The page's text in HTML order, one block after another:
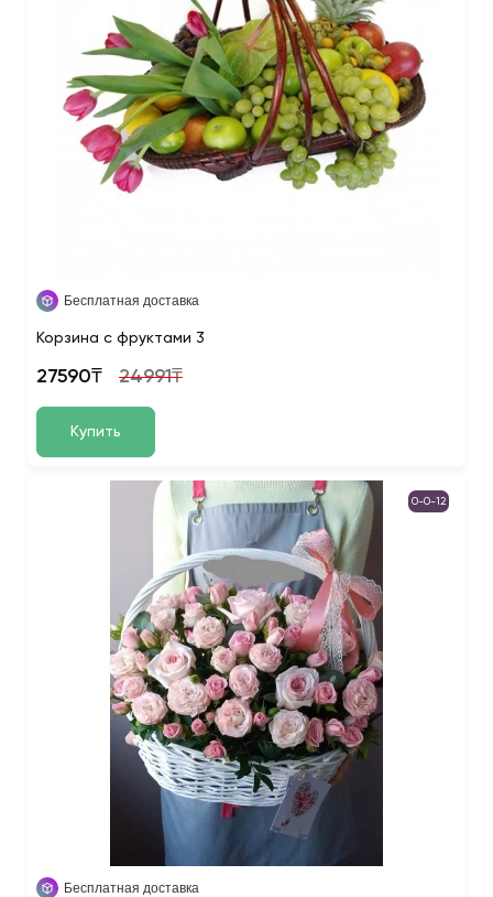
Бесплатная доставка
Корзина с фруктами 3
27590₸ 24991₸
Купить
0-0-12
Бесплатная доставка